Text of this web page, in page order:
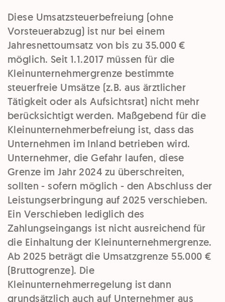
Diese Umsatzsteuerbefreiung (ohne
Vorsteuerabzug) ist nur bei einem
Jahresnettoumsatz von bis zu 35.000 €
möglich. Seit 1.1.2017 müssen für die
Kleinunternehmergrenze bestimmte
steuerfreie Umsätze (z.B. aus ärztlicher
Tätigkeit oder als Aufsichtsrat) nicht mehr
berücksichtigt werden. Maßgebend für die
Kleinunternehmerbefreiung ist, dass das
Unternehmen im Inland betrieben wird.
Unternehmer, die Gefahr laufen, diese
Grenze im Jahr 2024 zu überschreiten,
sollten - sofern möglich - den Abschluss der
Leistungserbringung auf 2025 verschieben.
Ein Verschieben lediglich des
Zahlungseingangs ist nicht ausreichend für
die Einhaltung der Kleinunternehmergrenze.
Ab 2025 beträgt die Umsatzgrenze 55.000 €
(Bruttogrenze). Die
Kleinunternehmerregelung ist dann
grundsätzlich auch auf Unternehmer aus